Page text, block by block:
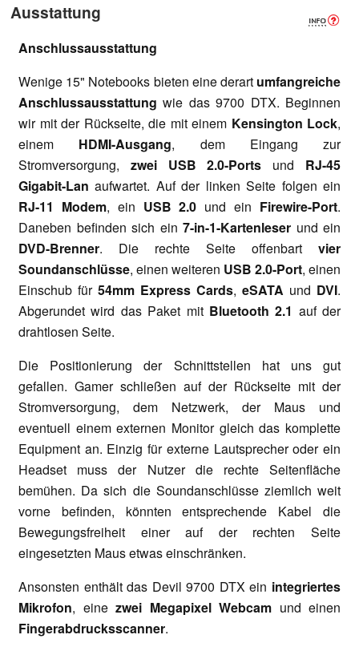
Ausstattung
Anschlussausstattung
Wenige 15" Notebooks bieten eine derart umfangreiche
Anschlussausstattung wie das 9700 DTX. Beginnen
wir mit der Rückseite, die mit einem Kensington Lock,
einem HDMI-Ausgang, dem Eingang zur
Stromversorgung, zwei USB 2.0-Ports und RJ-45
Gigabit-Lan aufwartet. Auf der linken Seite folgen ein
RJ-11 Modem, ein USB 2.0 und ein Firewire-Port.
Daneben befinden sich ein 7-in-1-Kartenleser und ein
DVD-Brenner. Die rechte Seite offenbart vier
Soundanschlüsse, einen weiteren USB 2.0-Port, einen
Einschub für 54mm Express Cards, eSATA und DVI.
Abgerundet wird das Paket mit Bluetooth 2.1 auf der
drahtlosen Seite.
Die Positionierung der Schnittstellen hat uns gut
gefallen. Gamer schließen auf der Rückseite mit der
Stromversorgung, dem Netzwerk, der Maus und
eventuell einem externen Monitor gleich das komplette
Equipment an. Einzig für externe Lautsprecher oder ein
Headset muss der Nutzer die rechte Seitenfläche
bemühen. Da sich die Soundanschlüsse ziemlich weit
vorne befinden, könnten entsprechende Kabel die
Bewegungsfreiheit einer auf der rechten Seite
eingesetzten Maus etwas einschränken.
Ansonsten enthält das Devil 9700 DTX ein integriertes
Mikrofon, eine zwei Megapixel Webcam und einen
Fingerabdrucksscanner.